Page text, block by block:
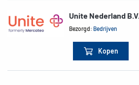
Unite Nederland B.V.
Bezorgd: Bedrijven
Kopen